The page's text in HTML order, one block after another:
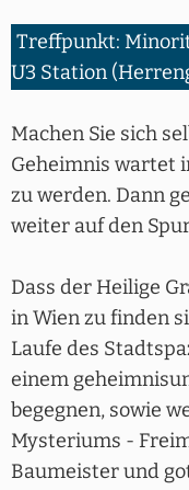
Treffpunkt:
U3 Station
Machen Sie sich
Geheimnis wartet
zu werden. Dann
weiter auf den
Dass der Heilige
in Wien zu finden
Laufe des
einem
begegnen, sowie
Mysteriums -
Baumeister und